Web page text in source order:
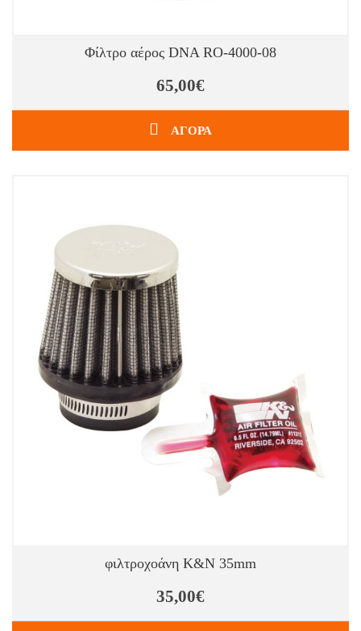
Φίλτρο αέρος DNA RO-4000-08
65,00€
ΑΓΟΡΑ
φιλτροχοάνη K&N 35mm
35,00€